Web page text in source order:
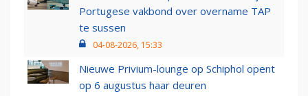
Portugese vakbond over overname TAP
te sussen
04-08-2026, 15:33
Nieuwe Privium-lounge op Schiphol opent
op 6 augustus haar deuren